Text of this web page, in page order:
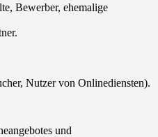
Bewerber, ehemalige
Nutzer von Onlinediensten).
und